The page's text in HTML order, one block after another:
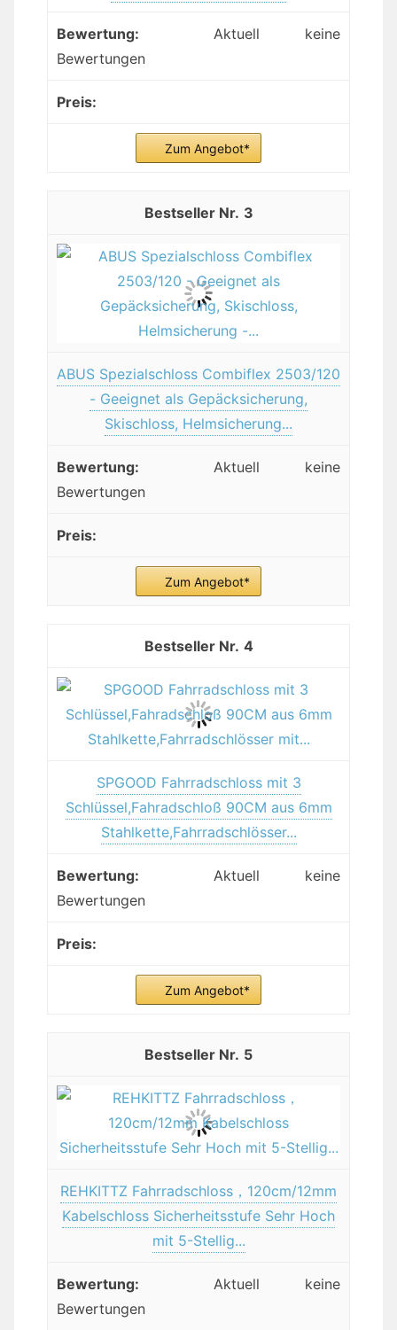
Aktuell keine
Bewertungen
Zum Angebot*
3
ABUS Spezialschloss Combiflex 2503/120
- Geeignet als Gepäcksicherung,
Skischloss, Helmsicherung...
Aktuell keine
Bewertungen
Zum Angebot*
4
SPGOOD Fahrradschloss mit 3
Schlüssel,Fahradschloß 90CM aus 6mm
Stahlkette,Fahrradschlösser...
Aktuell keine
Bewertungen
Zum Angebot*
5
REHKITTZ Fahrradschloss，120cm/12mm
Kabelschloss Sicherheitsstufe Sehr Hoch
mit 5-Stellig...
Aktuell keine
Bewertungen